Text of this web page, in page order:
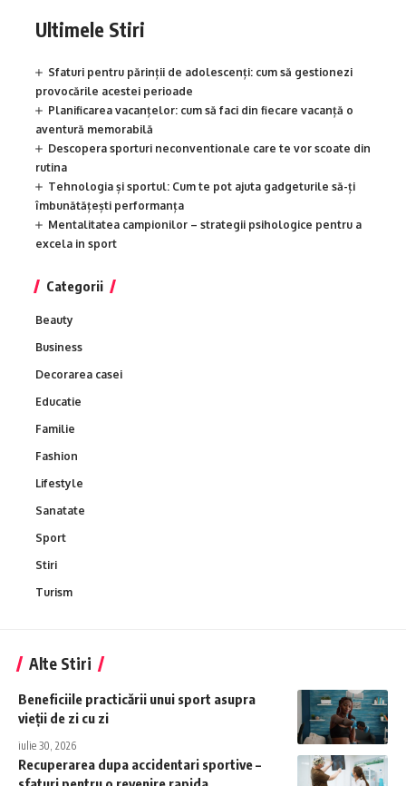
Ultimele Stiri
Sfaturi pentru părinții de adolescenți: cum să gestionezi
provocările acestei perioade
Planificarea vacanțelor: cum să faci din fiecare vacanță o
aventură memorabilă
Descopera sporturi neconventionale care te vor scoate din
rutina
Tehnologia și sportul: Cum te pot ajuta gadgeturile să-ți
îmbunătățești performanța
Mentalitatea campionilor – strategii psihologice pentru a
excela in sport
Categorii
Beauty
Business
Decorarea casei
Educatie
Familie
Fashion
Lifestyle
Sanatate
Sport
Stiri
Turism
Alte Stiri
Beneficiile practicării unui sport asupra
vieții de zi cu zi
iulie 30, 2026
Recuperarea dupa accidentari sportive –